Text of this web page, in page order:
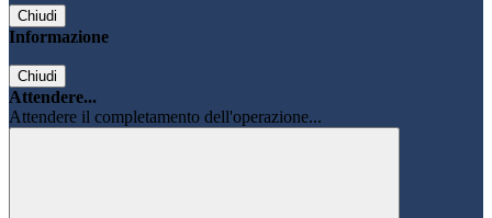
Chiudi
Informazione
Chiudi
Attendere...
Attendere il completamento dell'operazione...